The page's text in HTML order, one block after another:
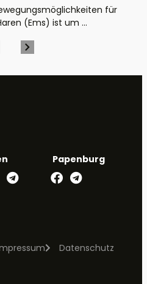
für
(Ems) ist um ...
Papenburg
Datenschutz